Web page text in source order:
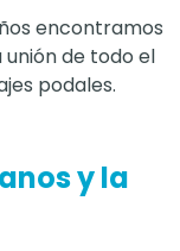
encontramos
unión de todo el
podales.
y la